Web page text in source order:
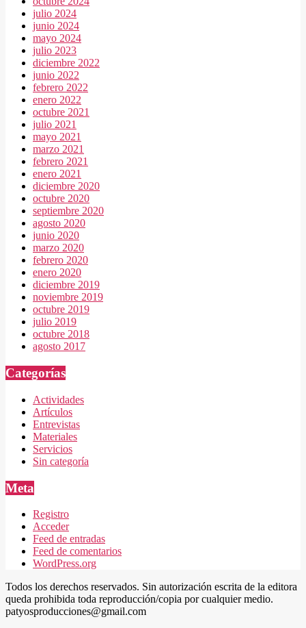
julio 2024
junio 2024
mayo 2024
julio 2023
diciembre 2022
junio 2022
febrero 2022
enero 2022
octubre 2021
julio 2021
mayo 2021
marzo 2021
febrero 2021
enero 2021
diciembre 2020
octubre 2020
septiembre 2020
agosto 2020
junio 2020
marzo 2020
febrero 2020
enero 2020
diciembre 2019
noviembre 2019
octubre 2019
julio 2019
octubre 2018
agosto 2017
Categorías
Actividades
Artículos
Entrevistas
Materiales
Servicios
Sin categoría
Meta
Registro
Acceder
Feed de entradas
Feed de comentarios
WordPress.org
Todos los derechos reservados. Sin autorización escrita de la editora
queda prohibida toda reproducción/copia por cualquier medio.
patyosproducciones@gmail.com